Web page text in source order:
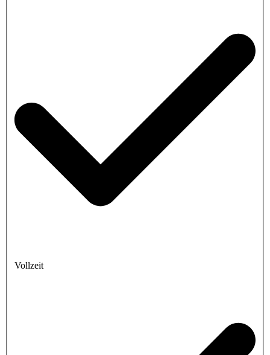
Vollzeit